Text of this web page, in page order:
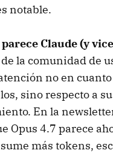
notable.
Claude (y
la comunidad de
no en
sino respecto a su
En la
Opus 4.7 parece
más tokens,